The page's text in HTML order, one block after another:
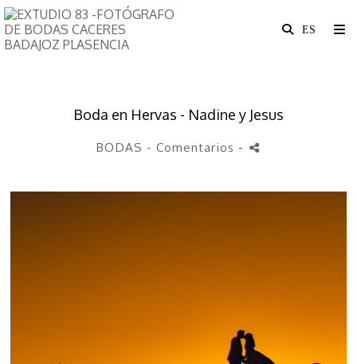
Boda en Hervas - Nadine y Jesus
BODAS - Comentarios -